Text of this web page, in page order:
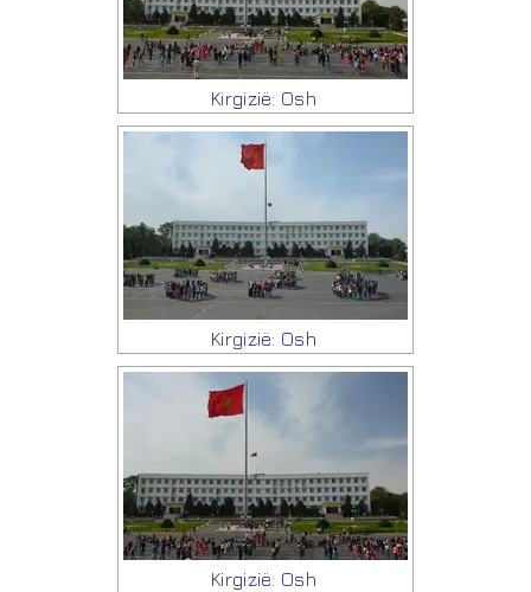
Kirgizië: Osh
Kirgizië: Osh
Kirgizië: Osh